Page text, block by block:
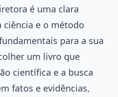
é uma clara
ciência e o método
para a sua
um livro que
científica e a busca
fatos e evidências,